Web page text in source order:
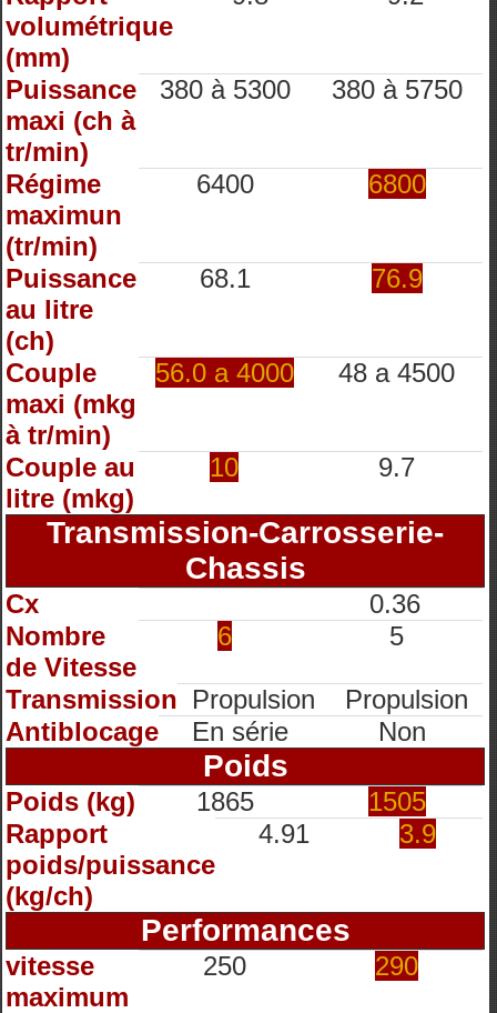
volumétrique
(mm)
Puissance
maxi (ch à
tr/min)
380 à 5300 380 à 5750
Régime
maximun
(tr/min)
6400 6800
Puissance
au litre
(ch)
68.1 76.9
Couple
maxi (mkg
à tr/min)
56.0 a 4000 48 a 4500
Couple au
litre (mkg)
10 9.7
Transmission-Carrosserie-
Chassis
Cx
0.36
Nombre
de Vitesse
6 5
Transmission Propulsion
Propulsion
Antiblocage
En série Non
Poids
Poids (kg) 1865
1505
Rapport
poids/puissance
(kg/ch)
4.91 3.9
Performances
vitesse
maximum
250 290